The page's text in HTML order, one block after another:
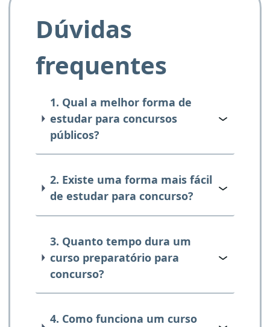
Dúvidas
frequentes
1. Qual a melhor forma de
estudar para concursos
públicos?
2. Existe uma forma mais fácil
de estudar para concurso?
3. Quanto tempo dura um
curso preparatório para
concurso?
4. Como funciona um curso